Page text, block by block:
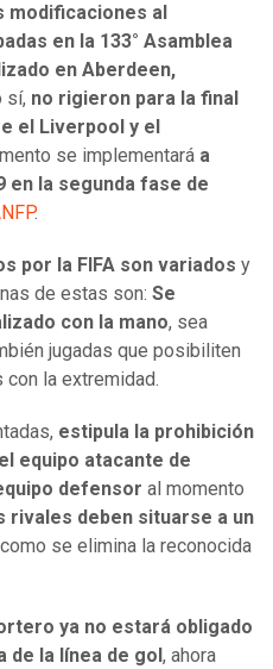
modificaciones al
en la 133° Asamblea
en Aberdeen,
sí, no rigieron para la final
el Liverpool y el
se implementará a
en la segunda fase de
.
por la FIFA son variados y
de estas son: Se
con la mano, sea
jugadas que posibiliten
la extremidad.
estipula la prohibición
equipo atacante de
defensor al momento
rivales deben situarse a un
se elimina la reconocida
ya no estará obligado
la línea de gol , ahora